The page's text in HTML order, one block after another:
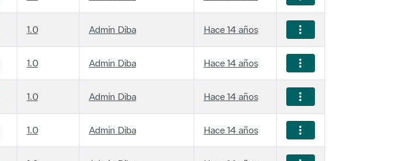
1.0 Admin Diba Hace 14 años
1.0 Admin Diba Hace 14 años
1.0 Admin Diba Hace 14 años
1.0 Admin Diba Hace 14 años
1.0 Admin Diba Hace 14 años